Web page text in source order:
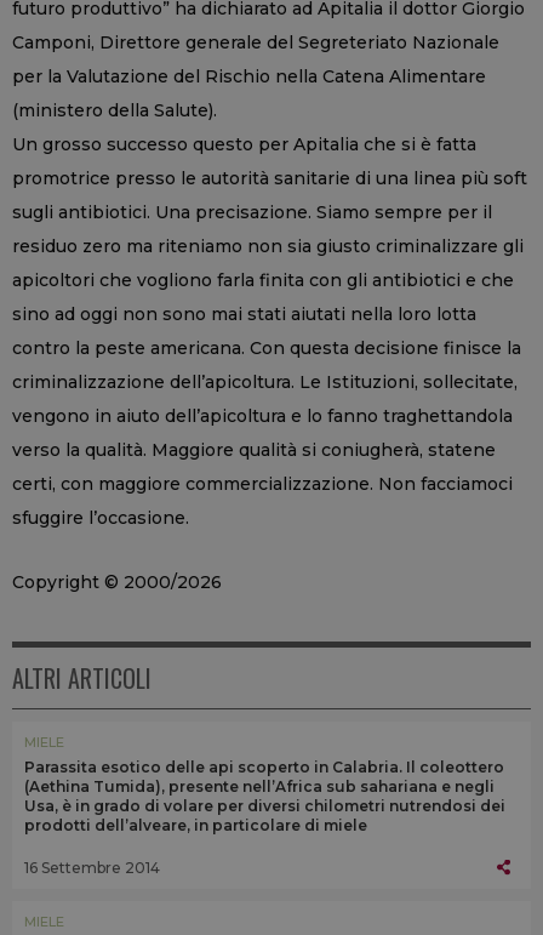
futuro produttivo” ha dichiarato ad Apitalia il dottor Giorgio
Camponi, Direttore generale del Segreteriato Nazionale
per la Valutazione del Rischio nella Catena Alimentare
(ministero della Salute).
Un grosso successo questo per Apitalia che si è fatta
promotrice presso le autorità sanitarie di una linea più soft
sugli antibiotici. Una precisazione. Siamo sempre per il
residuo zero ma riteniamo non sia giusto criminalizzare gli
apicoltori che vogliono farla finita con gli antibiotici e che
sino ad oggi non sono mai stati aiutati nella loro lotta
contro la peste americana. Con questa decisione finisce la
criminalizzazione dell’apicoltura. Le Istituzioni, sollecitate,
vengono in aiuto dell’apicoltura e lo fanno traghettandola
verso la qualità. Maggiore qualità si coniugherà, statene
certi, con maggiore commercializzazione. Non facciamoci
sfuggire l’occasione.
Copyright © 2000/2026
ALTRI ARTICOLI
MIELE
Parassita esotico delle api scoperto in Calabria. Il coleottero
(Aethina Tumida), presente nell’Africa sub sahariana e negli
Usa, è in grado di volare per diversi chilometri nutrendosi dei
prodotti dell’alveare, in particolare di miele
16 Settembre 2014
MIELE